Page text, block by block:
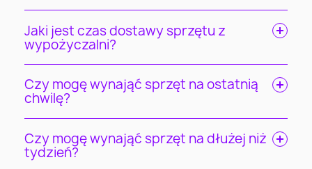
Jaki jest czas dostawy sprzętu z
wypożyczalni?
Czy mogę wynająć sprzęt na ostatnią
chwilę?
Czy mogę wynająć sprzęt na dłużej niż
tydzień?